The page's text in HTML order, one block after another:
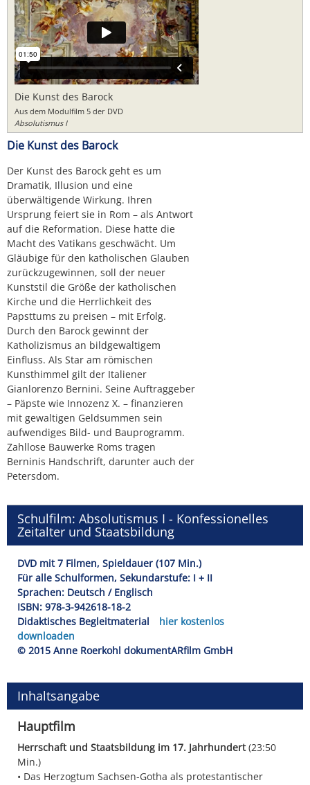
Die Kunst des Barock
Aus dem Modulfilm 5 der DVD
Absolutismus I
Die Kunst des Barock
Der Kunst des Barock geht es um
Dramatik, Illusion und eine
überwältigende Wirkung. Ihren
Ursprung feiert sie in Rom – als Antwort
auf die Reformation. Diese hatte die
Macht des Vatikans geschwächt. Um
Gläubige für den katholischen Glauben
zurückzugewinnen, soll der neuer
Kunststil die Größe der katholischen
Kirche und die Herrlichkeit des
Papsttums zu preisen – mit Erfolg.
Durch den Barock gewinnt der
Katholizismus an bildgewaltigem
Einfluss. Als Star am römischen
Kunsthimmel gilt der Italiener
Gianlorenzo Bernini. Seine Auftraggeber
– Päpste wie Innozenz X. – finanzieren
mit gewaltigen Geldsummen sein
aufwendiges Bild- und Bauprogramm.
Zahllose Bauwerke Roms tragen
Berninis Handschrift, darunter auch der
Petersdom.
Schulfilm: Absolutismus I - Konfessionelles
Zeitalter und Staatsbildung
DVD mit 7 Filmen, Spieldauer (107 Min.)
Für alle Schulformen, Sekundarstufe: I + II
Sprachen: Deutsch / Englisch
ISBN: 978-3-942618-18-2
Didaktisches Begleitmaterial
hier kostenlos
downloaden
© 2015 Anne Roerkohl dokumentARfilm GmbH
Inhaltsangabe
Hauptfilm
Herrschaft und Staatsbildung im 17. Jahrhundert(23:50
Min.)
Das Herzogtum Sachsen-Gotha als protestantischer